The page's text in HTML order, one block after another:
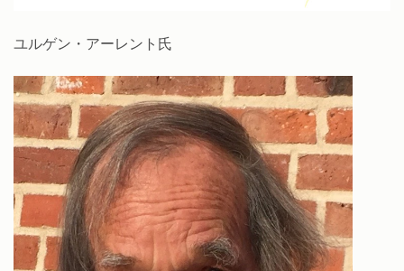
ユルゲン・アーレント氏